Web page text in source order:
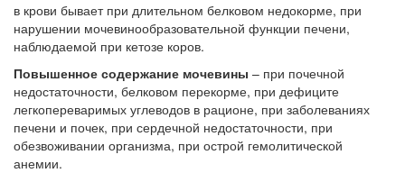
в крови бывает при длительном белковом недокорме, при
нарушении мочевинообразовательной функции печени,
наблюдаемой при кетозе коров.
Повышенное содержание мочевины – при почечной
недостаточности, белковом перекорме, при дефиците
легкопереваримых углеводов в рационе, при заболеваниях
печени и почек, при сердечной недостаточности, при
обезвоживании организма, при острой гемолитической
анемии.